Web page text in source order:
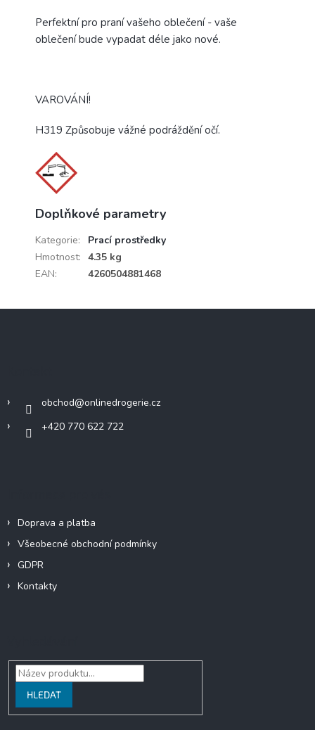
Perfektní pro praní vašeho oblečení - vaše
oblečení bude vypadat déle jako nové.
VAROVÁNÍ!
H319 Způsobuje vážné podráždění očí.
Doplňkové parametry
Kategorie:
Prací prostředky
Hmotnost: 4.35 kg
EAN: 4260504881468
obchod@onlinedrogerie.cz
+420 770 622 722
Doprava a platba
Všeobecné obchodní podmínky
GDPR
Kontakty
HLEDAT